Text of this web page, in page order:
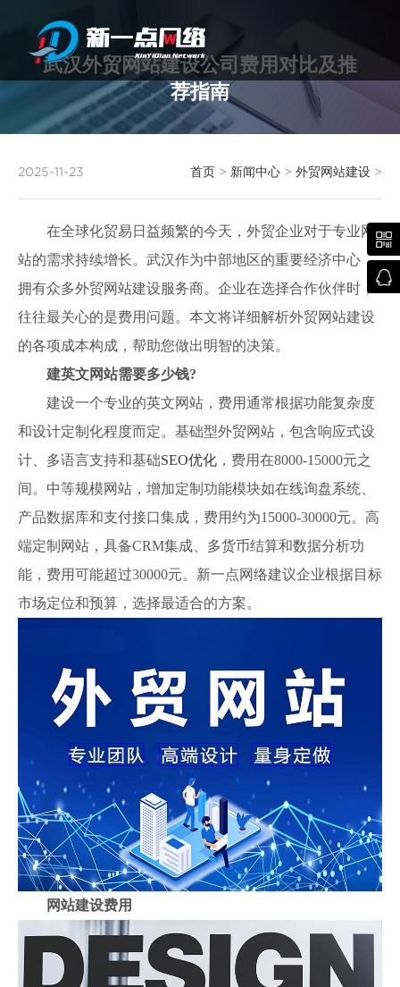
武汉外贸网站建设公司费用对比及推
荐指南
2025-11-23 首页 > 新闻中心 > 外贸网站建设 >
在全球化贸易日益频繁的今天，外贸企业对于专业网
站的需求持续增长。武汉作为中部地区的重要经济中心，
拥有众多外贸网站建设服务商。企业在选择合作伙伴时，
往往最关心的是费用问题。本文将详细解析外贸网站建设
的各项成本构成，帮助您做出明智的决策。
建英文网站需要多少钱?
建设一个专业的英文网站，费用通常根据功能复杂度
和设计定制化程度而定。基础型外贸网站，包含响应式设
计、多语言支持和基础SEO优化 ，费用在8000-15000元之
间。中等规模网站，增加定制功能模块如在线询盘系统、
产品数据库和支付接口集成，费用约为15000-30000元。高
端定制网站，具备CRM集成、多货币结算和数据分析功
能，费用可能超过30000元。新一点网络建议企业根据目标
市场定位和预算，选择最适合的方案。
网站建设费用

